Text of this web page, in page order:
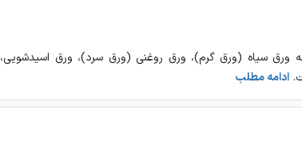
ورق سیاه (ورق گرم)، ورق روغنی (ورق سرد)، ورق اسیدشویی،
ادامه مطلب